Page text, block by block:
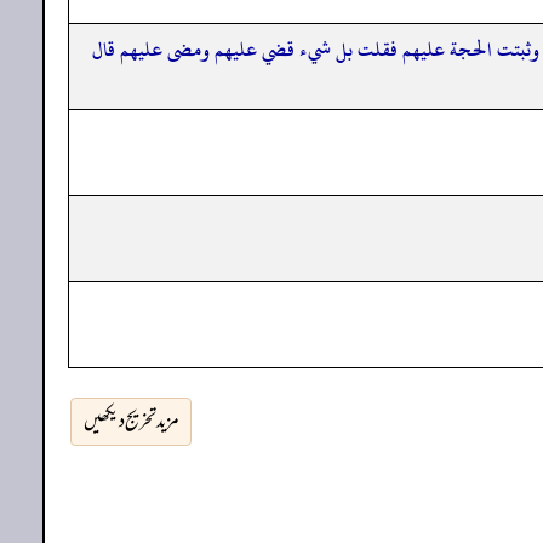
وثبتت الحجة عليهم فقلت بل شيء قضي عليهم ومضى عليهم قال
مزید تخریج دیکھیں